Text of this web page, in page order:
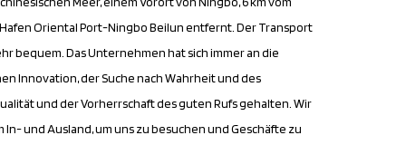
Oriental Port-Ningbo Beilun entfernt. Der Transport
bequem. Das Unternehmen hat sich immer an die
Innovation, der Suche nach Wahrheit und des
und der Vorherrschaft des guten Rufs gehalten. Wir
und Ausland, um uns zu besuchen und Geschäfte zu